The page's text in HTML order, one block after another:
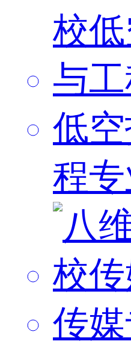
低
程
传